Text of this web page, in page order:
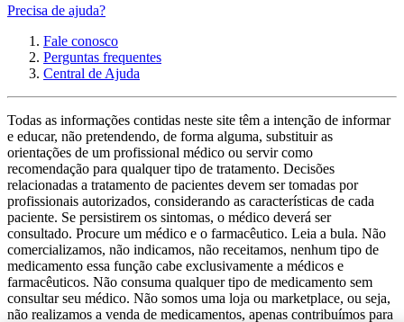
Precisa de ajuda?
Fale conosco
Perguntas frequentes
Central de Ajuda
Todas as informações contidas neste site têm a intenção de informar
e educar, não pretendendo, de forma alguma, substituir as
orientações de um profissional médico ou servir como
recomendação para qualquer tipo de tratamento. Decisões
relacionadas a tratamento de pacientes devem ser tomadas por
profissionais autorizados, considerando as características de cada
paciente. Se persistirem os sintomas, o médico deverá ser
consultado. Procure um médico e o farmacêutico. Leia a bula. Não
comercializamos, não indicamos, não receitamos, nenhum tipo de
medicamento essa função cabe exclusivamente a médicos e
farmacêuticos. Não consuma qualquer tipo de medicamento sem
consultar seu médico. Não somos uma loja ou marketplace, ou seja,
não realizamos a venda de medicamentos, apenas contribuímos para